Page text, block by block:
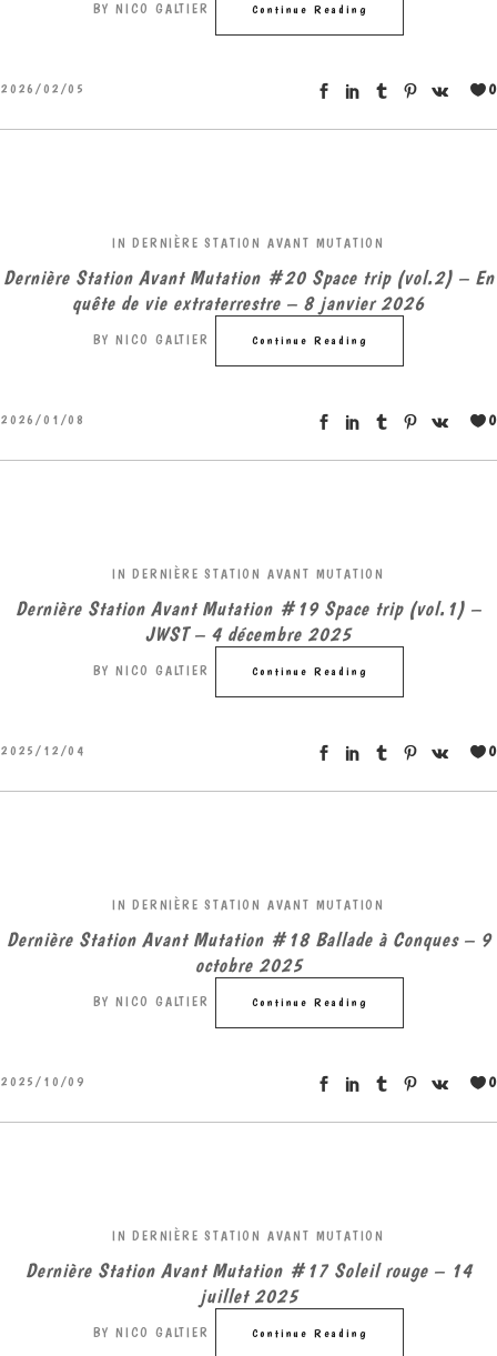
BY NICO GALTIER Continue Reading
2026/02/05 0
IN DERNIÈRE STATION AVANT MUTATION
Dernière Station Avant Mutation #20 Space trip (vol.2) – En
quête de vie extraterrestre – 8 janvier 2026
BY NICO GALTIER Continue Reading
2026/01/08 0
IN DERNIÈRE STATION AVANT MUTATION
Dernière Station Avant Mutation #19 Space trip (vol.1) –
JWST – 4 décembre 2025
BY NICO GALTIER Continue Reading
2025/12/04 0
IN DERNIÈRE STATION AVANT MUTATION
Dernière Station Avant Mutation #18 Ballade à Conques – 9
octobre 2025
BY NICO GALTIER Continue Reading
2025/10/09 0
IN DERNIÈRE STATION AVANT MUTATION
Dernière Station Avant Mutation #17 Soleil rouge – 14
juillet 2025
BY NICO GALTIER Continue Reading